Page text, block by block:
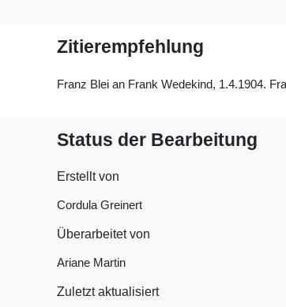
Zitierempfehlung
Franz Blei an Frank Wedekind, 1.4.1904.
Status der Bearbeitung
Erstellt von
Cordula Greinert
Überarbeitet von
Ariane Martin
Zuletzt aktualisiert